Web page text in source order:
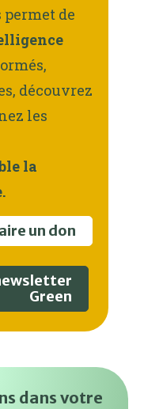
de
découvrez
les
la
un don
Green
dans votre